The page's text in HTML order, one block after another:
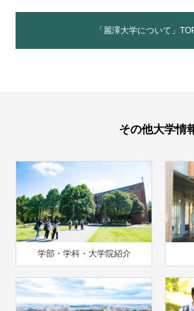
「麗澤大学について」
その他大学情
学部・学科・大学院紹介